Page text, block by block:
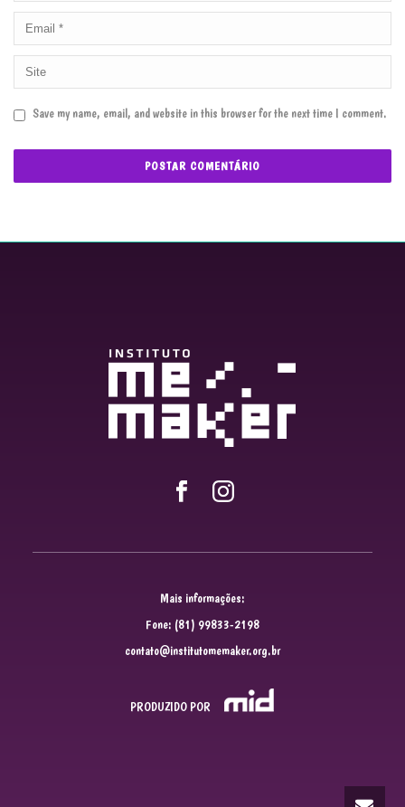
Save my name, email, and website in this browser for the next time I comment.
Mais informações:
Fone: (81) 99833-2198
contato@institutomemaker.org.br
PRODUZIDO POR